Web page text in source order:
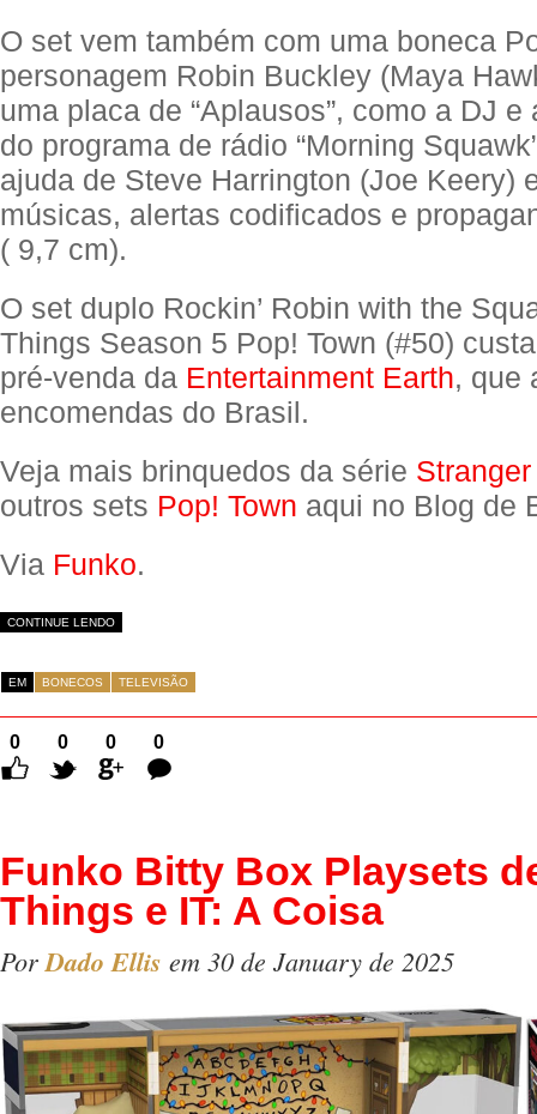
O set vem também com uma boneca
personagem Robin Buckley (Maya
uma placa de “Aplausos”, como a DJ e
do programa de rádio “Morning
ajuda de Steve Harrington (Joe Keery)
músicas, alertas codificados e
( 9,7 cm).
O set duplo Rockin’ Robin with the
Things Season 5 Pop! Town (#50)
pré-venda da Entertainment Earth, que
encomendas do Brasil.
Veja mais brinquedos da série
outros sets Pop! Town aqui no Blog de
Via Funko.
CONTINUE LENDO
EM BONECOS TELEVISÃO
0 0 0
0
Comentários
Funko Bitty Box Playsets
Things e IT: A Coisa
PorDado Ellis em 30 de January de 2025